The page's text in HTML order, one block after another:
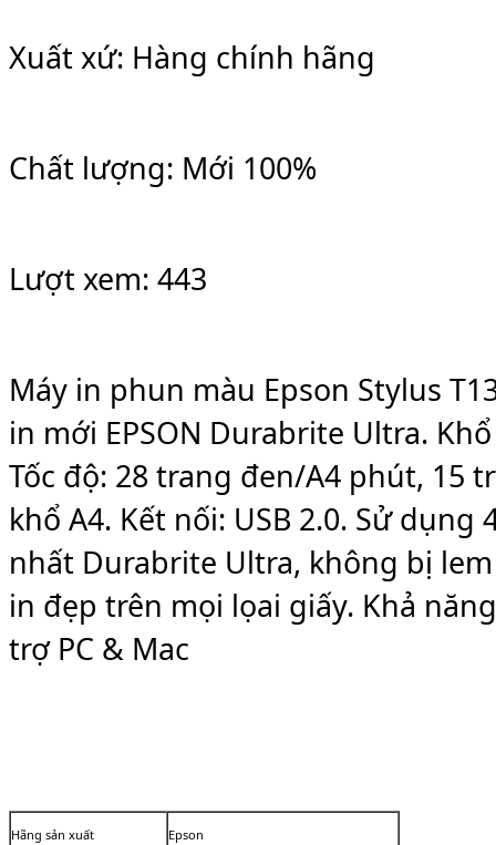
Xuất xứ: Hàng chính hãng
Chất lượng: Mới 100%
Lượt xem: 443
Máy in phun màu Epson Stylus
in mới EPSON Durabrite Ultra.
Tốc độ: 28 trang đen/A4 phút, 15
khổ A4. Kết nối: USB 2.0. Sử
nhất Durabrite Ultra, không bị
in đẹp trên mọi lọai giấy. Khả
trợ PC & Mac
Hãng sản xuất Epson